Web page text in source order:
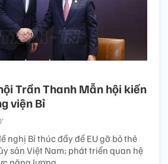
Trần Thanh Mẫn hội kiến
viện Bỉ
nghị Bỉ thúc đẩy để EU gỡ bỏ thẻ
sản Việt Nam; phát triển quan hệ